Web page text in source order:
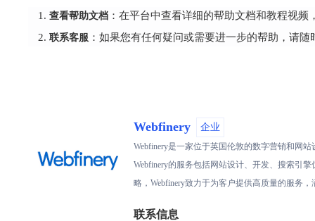
查看帮助文档 ：在平台中查看详细的帮助文档和教程视
联系客服 ：如果您有任何疑问或需要进一步的帮助，请
Webfinery 企业
Webfinery是一家位于英国伦敦的数字营销和网
Webfinery的服务包括网站设计、开发、搜索引
略，Webfinery致力于为客户提供高质量的服务
联系信息